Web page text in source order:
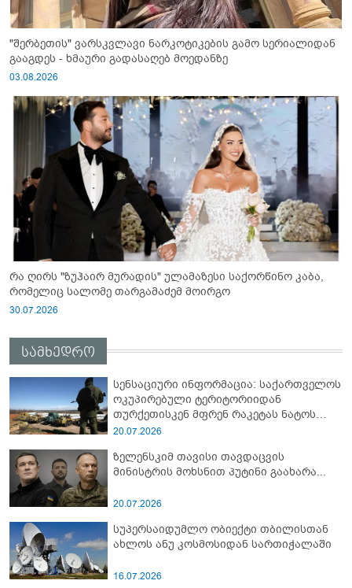
"შერბეთის" ვარსკვლავი ნარკოტიკების გამო სერიალიდან
გააგდეს - ხმაური გადასაღებ მოედანზე
03.08.2026
რა ღირს "ზუჰაირ მურადის" ულამაზესი საქორწინო კაბა,
რომელიც სალომე თარგამაძემ მოირგო
30.07.2026
სამხედრო
სენსაციური ინფორმაცია: საქართველოს
ოკუპირებული ტერიტორიიდან
თურქეთისკენ მფრენ რაკეტას ნატოს
სამიტი კინაღამ ჩაუშლია
20.07.2026
ზელენსკიმ თავისი თავდაცვის
მინისტრის მოხსნით პუტინი გაახარა...
20.07.2026
სუპერსაიდუმლო ობიექტი თბილისთან
ახლოს ანუ კოსმოსიდან სართიჭალაში
16.07.2026